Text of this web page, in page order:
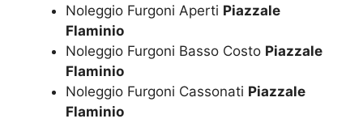
Noleggio Furgoni Aperti Piazzale
Flaminio
Noleggio Furgoni Basso Costo Piazzale
Flaminio
Noleggio Furgoni Cassonati Piazzale
Flaminio